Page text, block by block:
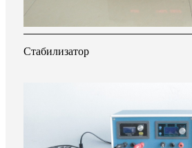
Стабилизатор